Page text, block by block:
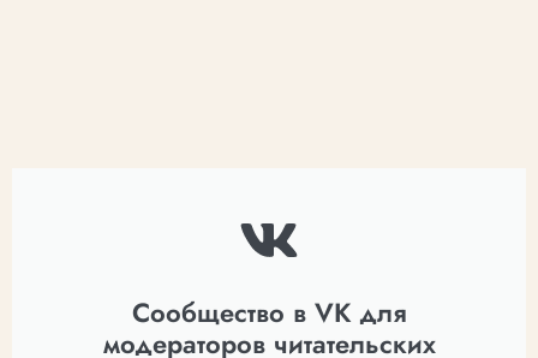
Сообщество в VK для
модераторов читательских